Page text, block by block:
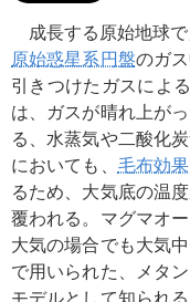
成長する原始地球
原始惑星系円盤のガ
引きつけたガスによ
は、ガスが晴れ上が
る、水蒸気や二酸化
においても、 毛布効果
るため、大気底の温
覆われる。マグマオ
大気の場合でも大気
で用いられた、メタ